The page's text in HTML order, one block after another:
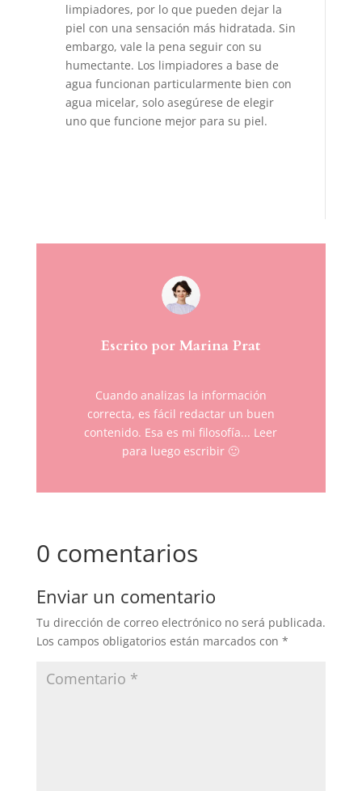
limpiadores, por lo que pueden dejar la
piel con una sensación más hidratada. Sin
embargo, vale la pena seguir con su
humectante. Los limpiadores a base de
agua funcionan particularmente bien con
agua micelar, solo asegúrese de elegir
uno que funcione mejor para su piel.
Escrito por Marina Prat
Cuando analizas la información
correcta, es fácil redactar un buen
contenido. Esa es mi filosofía... Leer
para luego escribir 🙂
0 comentarios
Enviar un comentario
Tu dirección de correo electrónico no será publicada.
Los campos obligatorios están marcados con *